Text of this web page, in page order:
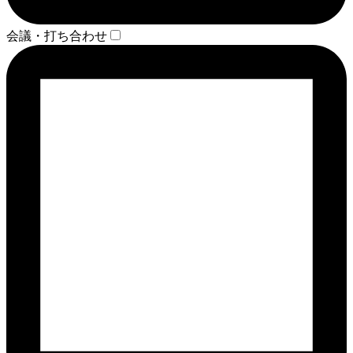
会議・打ち合わせ